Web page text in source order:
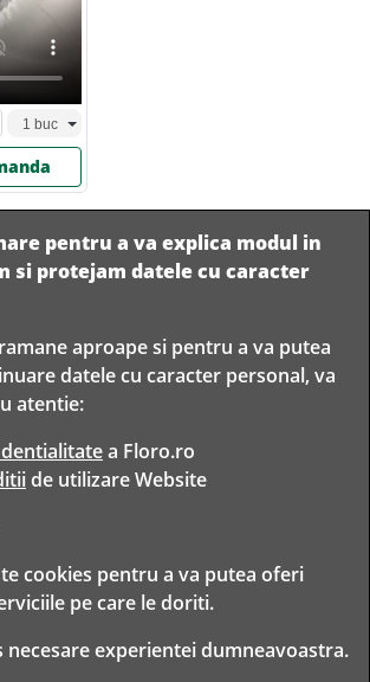
Livram in
orice
Romania
Garantam
PENTRU
© 2020 Toate drepturile rezervate
CLUB FLORIST S.R.L. - CUI 30314943
pentru a va explica modul in
si protejam datele cu caracter
aproape si pentru a va putea
datele cu caracter personal, va
atentie:
a Floro.ro
de utilizare Website
cookies pentru a va putea oferi
pe care le doriti.
necesare experientei dumneavoastra.